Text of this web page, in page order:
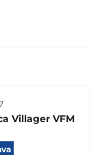
Villager VFM